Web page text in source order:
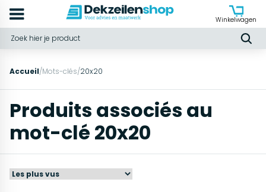
Winkelwagen
Accueil/Mots-clés/20x20
Produits associés au
mot-clé 20x20